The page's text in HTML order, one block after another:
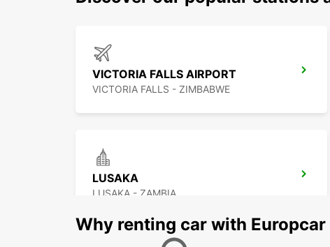
VICTORIA FALLS AIRPORT
VICTORIA FALLS - ZIMBABWE
LUSAKA
LUSAKA - ZAMBIA
Why renting car with Europcar